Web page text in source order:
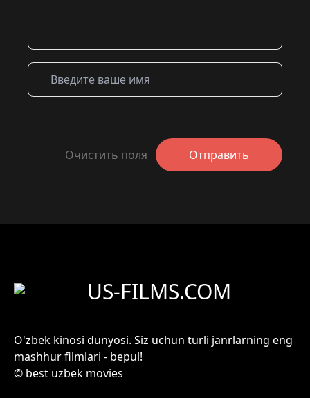
Очистить поля Отправить
US-FILMS.COM
O'zbek kinosi dunyosi. Siz uchun turli janrlarning eng
mashhur filmlari - bepul!
© best uzbek movies